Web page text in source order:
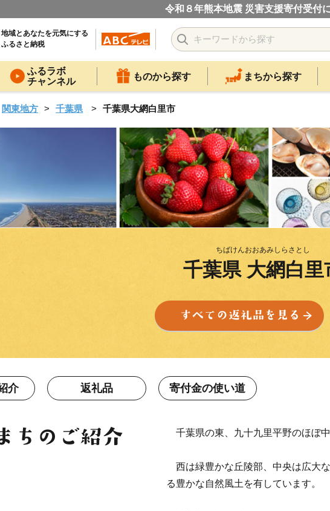
令和８年熊本地震 災害支援寄付受付
地域とあなたを元気にする
ふるさと納税
ふるラボ
チャンネル
ものから探す まちから探す
関東地方 千葉県 千葉県大網白里市
ちばけんおおあみしらさとし
千葉県 大網白里
介 返礼品 寄付金の使い道
千葉県の東、九十九里平野のほぼ
西は緑豊かな丘陵部、中央は広大
る豊かな自然風土を有しています。